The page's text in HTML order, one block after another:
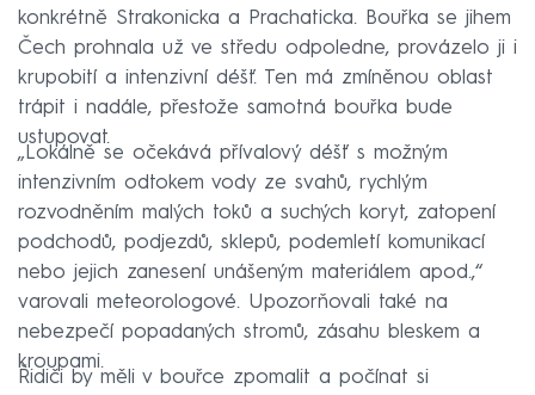
konkrétně Strakonicka a Prachaticka. Bouřka se jihem
Čech prohnala už ve středu odpoledne, provázelo ji i
krupobití a intenzivní déšť. Ten má zmíněnou oblast
trápit i nadále, přestože samotná bouřka bude
ustupovat.
„Lokálně se očekává přívalový déšť s možným
intenzivním odtokem vody ze svahů, rychlým
rozvodněním malých toků a suchých koryt, zatopení
podchodů, podjezdů, sklepů, podemletí komunikací
nebo jejich zanesení unášeným materiálem apod.,“
varovali meteorologové. Upozorňovali také na
nebezpečí popadaných stromů, zásahu bleskem a
kroupami.
Řidiči by měli v bouřce zpomalit a počínat si